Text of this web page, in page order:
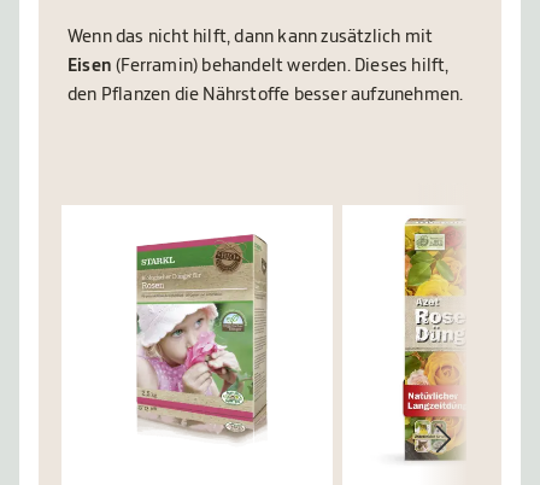
Wenn das nicht hilft, dann kann zusätzlich mit
Eisen (Ferramin) behandelt werden. Dieses hilft,
den Pflanzen die Nährstoffe besser aufzunehmen.